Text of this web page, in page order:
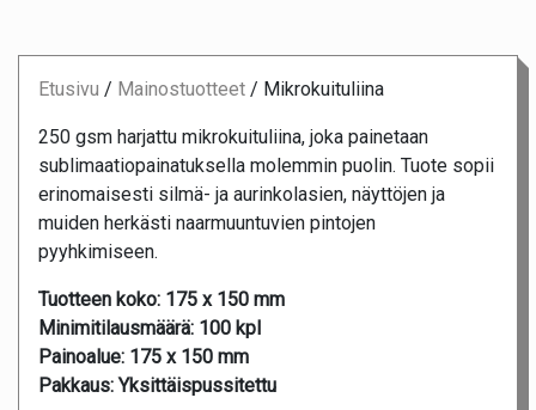
Etusivu / Mainostuotteet / Mikrokuituliina
250 gsm harjattu mikrokuituliina, joka painetaan
sublimaatiopainatuksella molemmin puolin. Tuote sopii
erinomaisesti silmä- ja aurinkolasien, näyttöjen ja
muiden herkästi naarmuuntuvien pintojen
pyyhkimiseen.
Tuotteen koko: 175 x 150 mm
Minimitilausmäärä: 100 kpl
Painoalue: 175 x 150 mm
Pakkaus: Yksittäispussitettu